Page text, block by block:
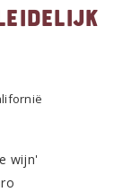
wijn'